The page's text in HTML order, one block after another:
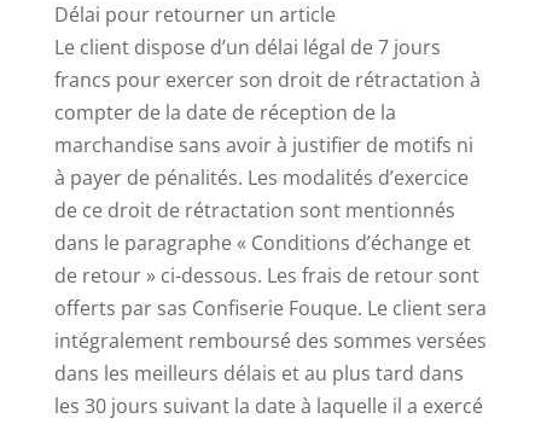
Délai pour retourner un article
Le client dispose d’un délai légal de 7 jours
francs pour exercer son droit de rétractation à
compter de la date de réception de la
marchandise sans avoir à justifier de motifs ni
à payer de pénalités. Les modalités d’exercice
de ce droit de rétractation sont mentionnés
dans le paragraphe « Conditions d’échange et
de retour » ci-dessous. Les frais de retour sont
offerts par sas Confiserie Fouque. Le client sera
intégralement remboursé des sommes versées
dans les meilleurs délais et au plus tard dans
les 30 jours suivant la date à laquelle il a exercé